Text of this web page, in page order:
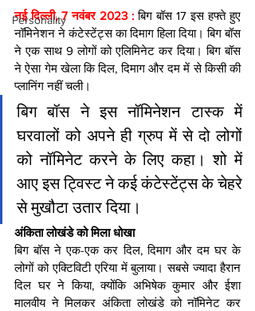
Personality
नई दिल्ली, 7 नवंबर 2023 : बिग बॉस 17 इस हफ्ते हुए
नॉमिनेशन ने कंटेस्टेंट्स का दिमाग हिला दिया। बिग बॉस
ने एक साथ 9 लोगों को एलिमिनेट कर दिया। बिग बॉस
ने ऐसा गेम खेला कि दिल, दिमाग और दम में से किसी की
प्लानिंग नहीं चली।
बिग बॉस ने इस नॉमिनेशन टास्क में
घरवालों को अपने ही ग्रुप में से दो लोगों
को नॉमिनेट करने के लिए कहा। शो में
आए इस ट्विस्ट ने कई कंटेस्टेंट्स के चेहरे
से मुखौटा उतार दिया।
अंकिता लोखंडे को मिला धोखा
बिग बॉस ने एक-एक कर दिल, दिमाग और दम घर के
लोगों को एक्टिविटी एरिया में बुलाया। सबसे ज्यादा हैरान
दिल घर ने किया, क्योंकि अभिषेक कुमार और ईशा
मालवीय ने मिलकर अंकिता लोखंडे को नॉमिनेट कर